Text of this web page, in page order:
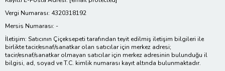
Vergi Numarası: 4320318192
Mersis Numarası: -
İletişim: Satıcının Çiçeksepeti tarafından teyit edilmiş iletişim bilgileri ile
birlikte tacir/esnaf/sanatkar olan satıcılar için merkez adresi;
tacir/esnaf/sanatkar olmayan satıcılar için merkez adresinin bulunduğu il
bilgisi, ad, soyad ve T.C. kimlik numarası kayıt altında bulunmaktadır.